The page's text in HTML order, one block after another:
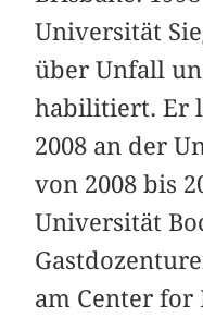
Universität
über Unfall
habilitiert. Er
2008 an der
von 2008 bis
Universität
am Center for